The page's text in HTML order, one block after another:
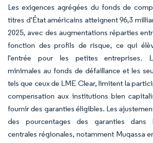
Les exigences agrégées du fonds de
titres d'État américains atteignent 96,3
2025, avec des augmentations réparties
fonction des profils de risque, ce qui
l'entrée pour les petites entreprises.
minimales au fonds de défaillance et les
tels que ceux de LME Clear, limitent la
compensation aux institutions bien
fournir des garanties éligibles. Les
des pourcentages des garanties dans
centrales régionales, notamment Muqassa